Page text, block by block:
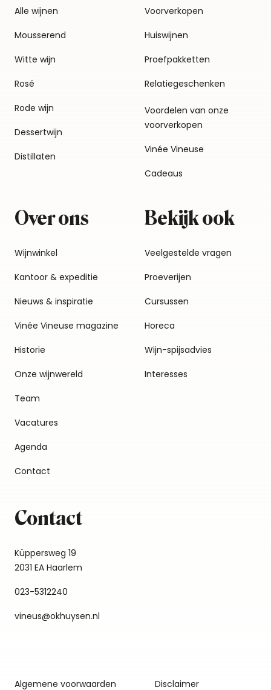
Alle wijnen
Mousserend
Witte wijn
Rosé
Rode wijn
Dessertwijn
Distillaten
Voorverkopen
Huiswijnen
Proefpakketten
Relatiegeschenken
Voordelen van onze
voorverkopen
Vinée Vineuse
Cadeaus
Over ons
Wijnwinkel
Kantoor & expeditie
Nieuws & inspiratie
Vinée Vineuse magazine
Historie
Onze wijnwereld
Team
Vacatures
Agenda
Contact
Bekijk ook
Veelgestelde vragen
Proeverijen
Cursussen
Horeca
Wijn-spijsadvies
Interesses
Contact
Küppersweg 19
2031 EA Haarlem
023-5312240
vineus@okhuysen.nl
Algemene voorwaarden Disclaimer